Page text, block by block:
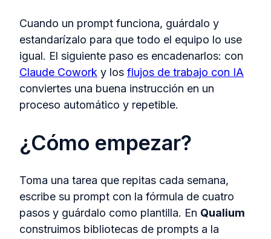
Cuando un prompt funciona, guárdalo y
estandarízalo para que todo el equipo lo use
igual. El siguiente paso es encadenarlos: con
Claude Cowork y los flujos de trabajo con IA
conviertes una buena instrucción en un
proceso automático y repetible.
¿Cómo empezar?
Toma una tarea que repitas cada semana,
escribe su prompt con la fórmula de cuatro
pasos y guárdalo como plantilla. En Qualium
construimos bibliotecas de prompts a la